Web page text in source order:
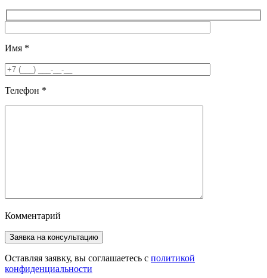
Имя *
Телефон *
Комментарий
Оставляя заявку, вы соглашаетесь с политикой
конфиденциальности